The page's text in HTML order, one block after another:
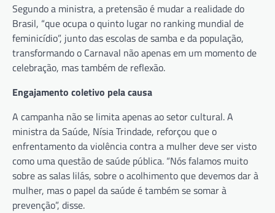
Segundo a ministra, a pretensão é mudar a realidade do
Brasil, “que ocupa o quinto lugar no ranking mundial de
feminicídio”, junto das escolas de samba e da população,
transformando o Carnaval não apenas em um momento de
celebração, mas também de reflexão.
Engajamento coletivo pela causa
A campanha não se limita apenas ao setor cultural. A
ministra da Saúde, Nísia Trindade, reforçou que o
enfrentamento da violência contra a mulher deve ser visto
como uma questão de saúde pública. “Nós falamos muito
sobre as salas lilás, sobre o acolhimento que devemos dar à
mulher, mas o papel da saúde é também se somar à
prevenção”, disse.